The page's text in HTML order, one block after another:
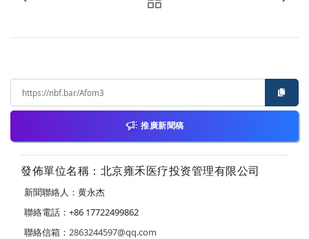
推廣新聞稿
發佈單位名稱：北京雍禾医疗投资管理有限公司
新聞聯絡人：黄永杰
聯絡電話：+86 17722499862
聯絡信箱： 2863244597@qq.com